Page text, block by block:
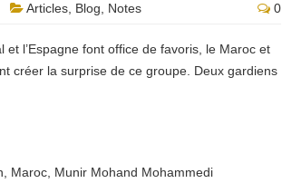
Articles Blog Notes 0
l’Espagne font office de favoris, le Maroc et
créer la surprise de ce groupe. Deux gardiens
Maroc Munir Mohand Mohammedi